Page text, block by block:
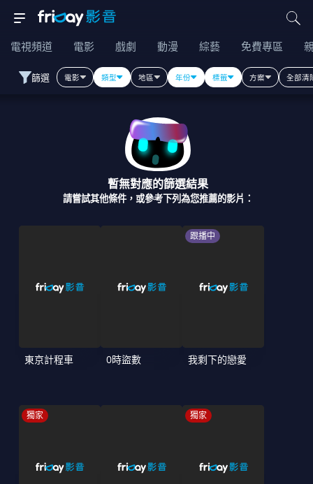
電視頻道 電影 戲劇 動漫 綜藝 免費專區
篩選 電影 類型 地區 年份 標籤 方案 全部清
暫無對應的篩選結果
請嘗試其他條件，或參考下列為您推薦的影片：
東京計程車 0時盜數
跟播中
我剩下的戀愛
獨家 獨家